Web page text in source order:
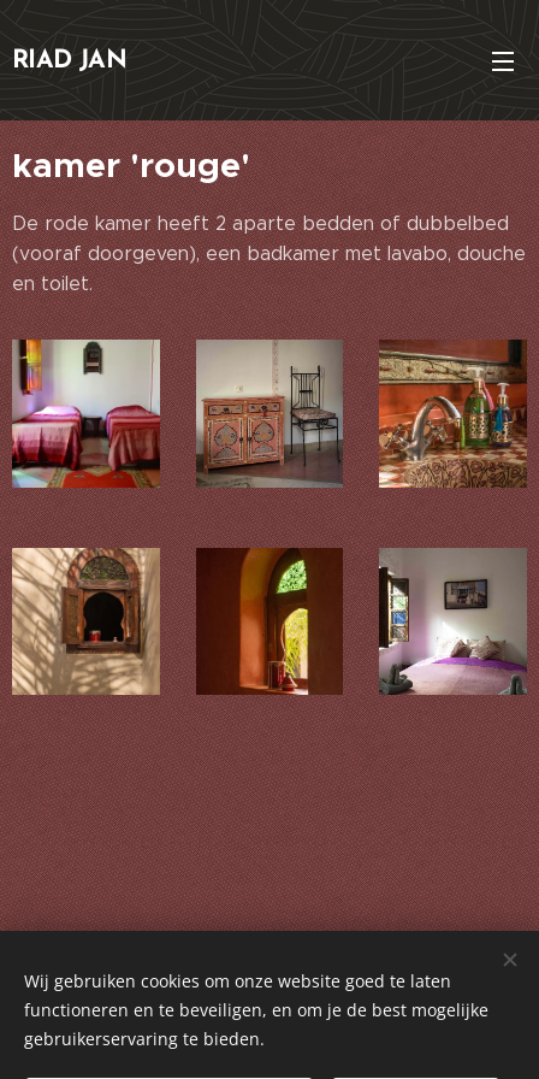
RIAD JAN
kamer 'rouge'
De rode kamer heeft 2 aparte bedden of dubbelbed
(vooraf doorgeven), een badkamer met lavabo, douche
en toilet.
Wij gebruiken cookies om onze website goed te laten
functioneren en te beveiligen, en om je de best mogelijke
gebruikerservaring te bieden.